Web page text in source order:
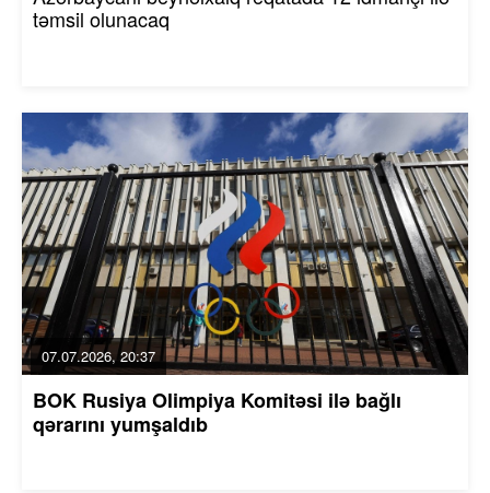
təmsil olunacaq
07.07.2026, 20:37
BOK Rusiya Olimpiya Komitəsi ilə bağlı
qərarını yumşaldıb